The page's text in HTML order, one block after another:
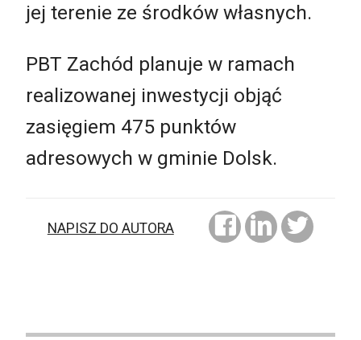
jej terenie ze środków własnych.
PBT Zachód planuje w ramach
realizowanej inwestycji objąć
zasięgiem 475 punktów
adresowych w gminie Dolsk.
NAPISZ DO AUTORA